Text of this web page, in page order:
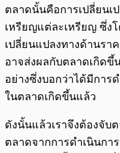
ตลาดนั้นคือการเปลี่ยนเ
เหรียญแต่ละเหรียญ ซึ่ง
เปลี่ยนแปลงทางด้านรา
อาจส่งผลกับตลาดเกิด
อย่างซึ่งบอกว่าได้มีการ
ในตลาดเกิดขึ้นแล้ว
ดังนั้นแล้วเราจึงต้องจับ
ตลาดจากการดำเนินกา